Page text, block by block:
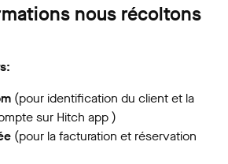
nous récoltons
(pour identification du client et la
sur Hitch app )
(pour la facturation et réservation